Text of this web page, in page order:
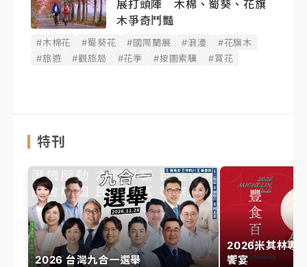
展打頭陣 木棉、蜀葵、花旗
木爭奇鬥豔
#木棉花 #蜀葵花 #國際蘭展 #浪漫
#花旗木
#旅遊
#觀旅局 #花季 #按圖索驥 #賞花
特刊
2026 台灣九合一選舉
2026米其林專
饗宴